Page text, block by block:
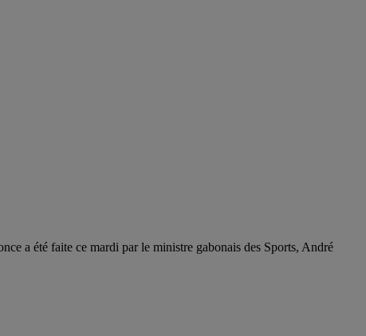
a été faite ce mardi par le ministre gabonais des Sports, André